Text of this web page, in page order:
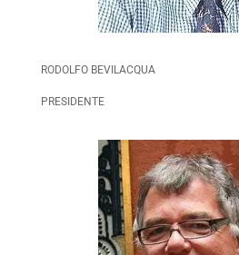
RODOLFO BEVILACQUA
PRESIDENTE